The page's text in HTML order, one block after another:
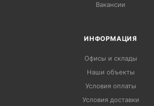
Вакансии
ИНФОРМАЦИЯ
Офисы и склады
Наши объекты
Условия оплаты
Условия доставки